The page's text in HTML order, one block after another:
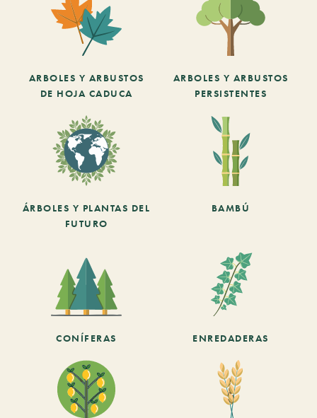
ARBOLES Y ARBUSTOS
DE HOJA CADUCA
ARBOLES Y ARBUSTOS
PERSISTENTES
ÁRBOLES Y PLANTAS DEL
FUTURO
BAMBÚ
CONÍFERAS ENREDADERAS